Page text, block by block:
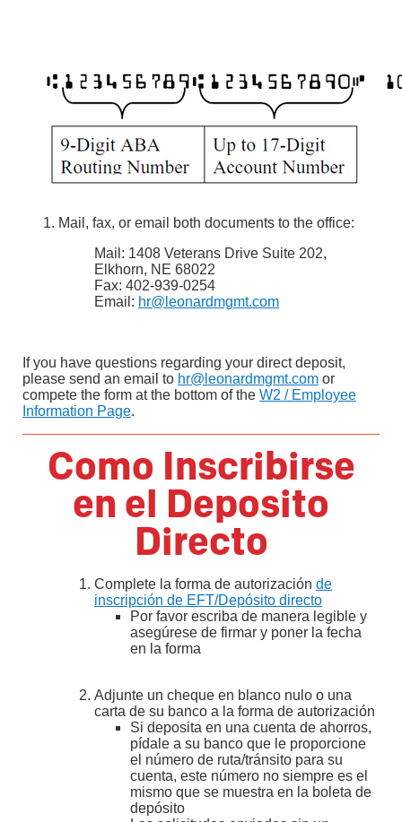
Mail, fax, or email both documents to the office:
Mail: 1408 Veterans Drive Suite 202,
Elkhorn, NE 68022
Fax: 402-939-0254
Email: hr@leonardmgmt.com
If you have questions regarding your direct deposit,
please send an email to hr@leonardmgmt.com or
compete the form at the bottom of the W2 / Employee
Information Page.
Como Inscribirse
en el Deposito
Directo
Complete la forma de autorización de
inscripción de EFT/Depósito directo
Por favor escriba de manera legible y
asegúrese de firmar y poner la fecha
en la forma
Adjunte un cheque en blanco nulo o una
carta de su banco a la forma de autorización
Si deposita en una cuenta de ahorros,
pídale a su banco que le proporcione
el número de ruta/tránsito para su
cuenta, este número no siempre es el
mismo que se muestra en la boleta de
depósito